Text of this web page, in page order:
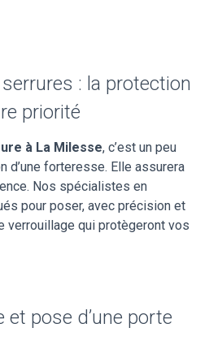
: la protection
priorité
à La Milesse, c’est un peu
d’une forteresse. Elle assurera
Nos spécialistes en
pour poser, avec précision et
verrouillage qui protègeront vos
pose d’une porte